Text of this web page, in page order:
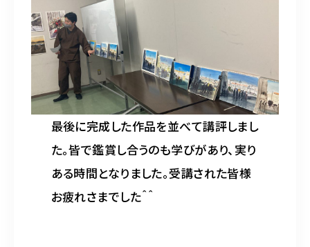
最後に完成した作品を並べて講評しまし
た。皆で鑑賞し合うのも学びがあり、実り
ある時間となりました。受講された皆様
お疲れさまでした＾＾